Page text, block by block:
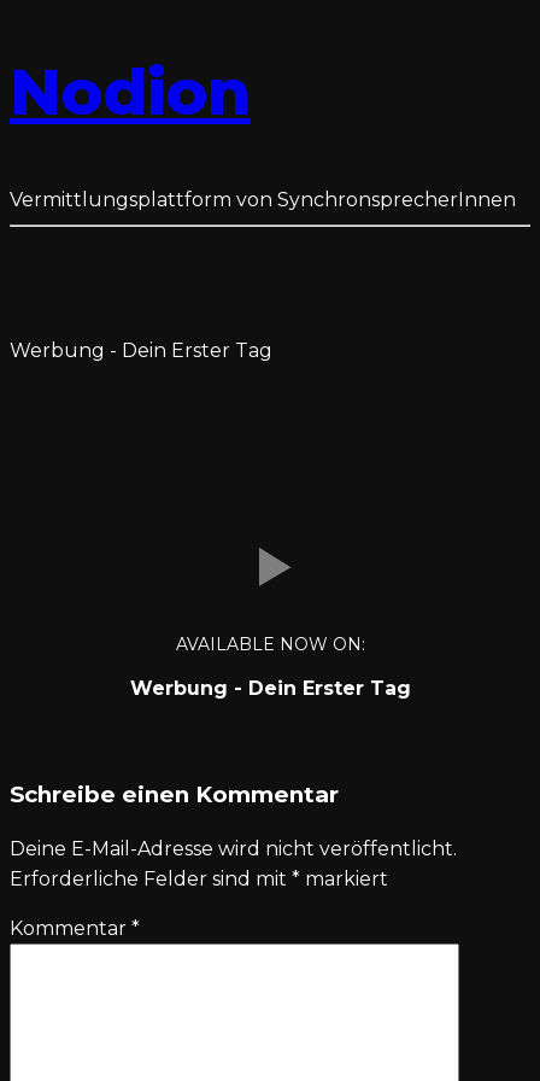
Nodion
Vermittlungsplattform von SynchronsprecherInnen
Werbung - Dein Erster Tag
AVAILABLE NOW ON:
Werbung - Dein Erster Tag
Schreibe einen Kommentar
Deine E-Mail-Adresse wird nicht veröffentlicht.
Erforderliche Felder sind mit * markiert
Kommentar *